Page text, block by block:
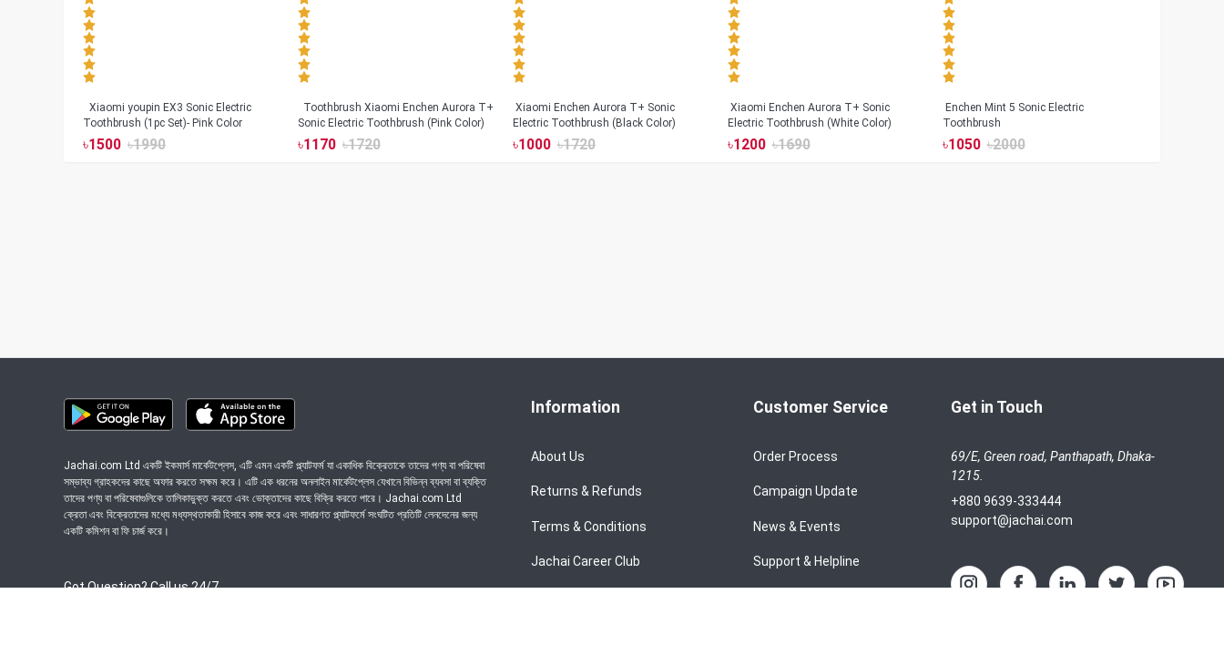
Toothbrush (1pc Set)- Pink Color
৳1500 ৳1990
Toothbrush Xiaomi Enchen Aurora T+
Sonic Electric Toothbrush (Pink Color)
৳1170 ৳1720
Xiaomi Enchen Aurora T+ Sonic
Electric Toothbrush (Black Color)
৳1000 ৳1720
Xiaomi Enchen Aurora T+ Sonic
Electric Toothbrush (White Color)
৳1200 ৳1690
Enchen Mint 5 Sonic Electric
Toothbrush
৳1050 ৳2000
Jachai.com Ltd একটি ইকমার্স মার্কেটপ্লেস, এটি এমন একটি প্ল্যাটফর্ম যা একাধিক বিক্রেতাকে তাদের পণ্য বা পরিষেবা
সম্ভাব্য গ্রাহকদের কাছে অফার করতে সক্ষম করে। এটি এক ধরনের অনলাইন মার্কেটপ্লেস যেখানে বিভিন্ন ব্যবসা বা ব্যক্তি
তাদের পণ্য বা পরিষেবাগুলিকে তালিকাভুক্ত করতে এবং ভোক্তাদের কাছে বিক্রি করতে পারে। Jachai.com Ltd
ক্রেতা এবং বিক্রেতাদের মধ্যে মধ্যস্থতাকারী হিসাবে কাজ করে এবং সাধারণত প্ল্যাটফর্মে সংঘটিত প্রতিটি লেনদেনের জন্য
একটি কমিশন বা ফি চার্জ করে।
Got Question? Call us 24/7
Information
About Us
Returns & Refunds
Terms & Conditions
Jachai Career Club
Customer Service
Order Process
Campaign Update
News & Events
Support & Helpline
Get in Touch
69/E, Green road, Panthapath, Dhaka-
1215.
+880 9639-333444
support@jachai.com